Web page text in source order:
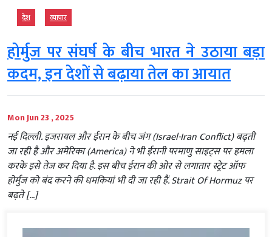
देश व्‍यापार
होर्मुज पर संघर्ष के बीच भारत ने उठाया बड़ा
कदम, इन देशों से बढ़ाया तेल का आयात
Mon Jun 23 , 2025
नई दिल्ली. इजरायल और ईरान के बीच जंग (Israel-Iran Conflict) बढ़ती
जा रही है और अमेरिका (America) ने भी ईरानी परमाणु साइट्स पर हमला
करके इसे तेज कर दिया है. इस बीच ईरान की ओर से लगातार स्ट्रेट ऑफ
होर्मुज को बंद करने की धमकियां भी दी जा रही हैं. Strait Of Hormuz पर
बढ़ते […]